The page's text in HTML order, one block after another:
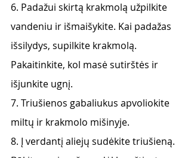
6. Padažui skirtą krakmolą užpilkite
vandeniu ir išmaišykite. Kai padažas
išsilydys, supilkite krakmolą.
Pakaitinkite, kol masė sutirštės ir
išjunkite ugnį.
7. Triušienos gabaliukus apvoliokite
miltų ir krakmolo mišinyje.
8. Į verdantį aliejų sudėkite triušieną.